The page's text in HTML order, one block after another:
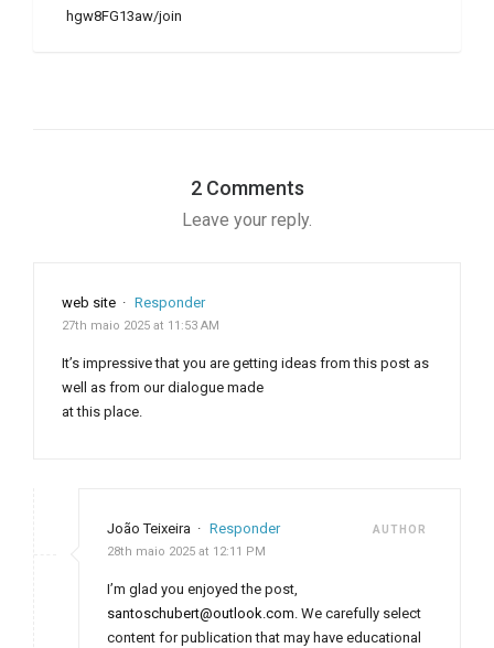
hgw8FG13aw/join
2 Comments
Leave your reply.
web site · Responder
27th maio 2025 at 11:53 AM
It’s impressive that you are getting ideas from this post as
well as from our dialogue made
at this place.
João Teixeira · Responder AUTHOR
28th maio 2025 at 12:11 PM
I’m glad you enjoyed the post,
santoschubert@outlook.com. We carefully select
content for publication that may have educational